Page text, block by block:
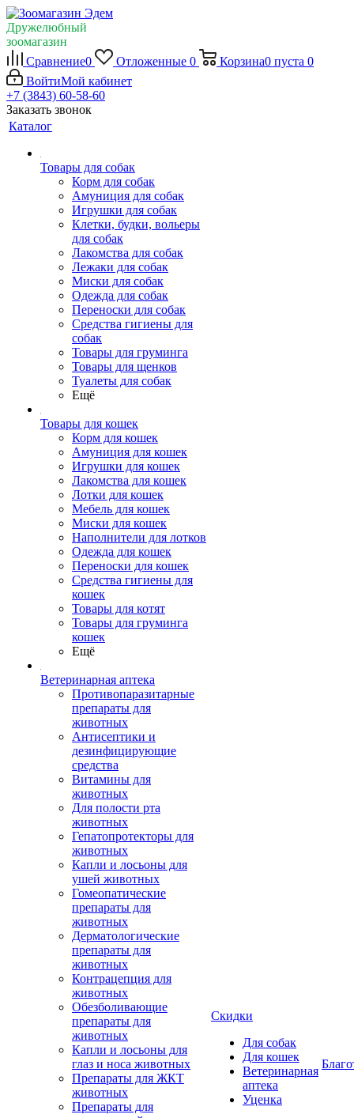
Дружелюбный
зоомагазин
Сравнение0 Отложенные 0 Корзина0 пуста 0
ВойтиМой кабинет
+7 (3843) 60-58-60
Заказать звонок
Каталог
Товары для собак
Корм для собак
Амуниция для собак
Игрушки для собак
Клетки, будки, вольеры
для собак
Лакомства для собак
Лежаки для собак
Миски для собак
Одежда для собак
Переноски для собак
Средства гигиены для
собак
Товары для груминга
Товары для щенков
Туалеты для собак
Ещё
Товары для кошек
Корм для кошек
Амуниция для кошек
Игрушки для кошек
Лакомства для кошек
Лотки для кошек
Мебель для кошек
Миски для кошек
Наполнители для лотков
Одежда для кошек
Переноски для кошек
Средства гигиены для
кошек
Товары для котят
Товары для груминга
кошек
Ещё
Ветеринарная аптека
Противопаразитарные
препараты для
животных
Антисептики и
дезинфицирующие
средства
Витамины для
животных
Для полости рта
животных
Гепатопротекторы для
животных
Капли и лосьоны для
ушей животных
Гомеопатические
препараты для
животных
Дерматологические
препараты для
животных
Контрацепция для
животных
Обезболивающие
препараты для
животных
Капли и лосьоны для
глаз и носа животных
Препараты для ЖКТ
животных
Препараты для
Скидки
Для собак
Для кошек
Ветеринарная
аптека
Уценка